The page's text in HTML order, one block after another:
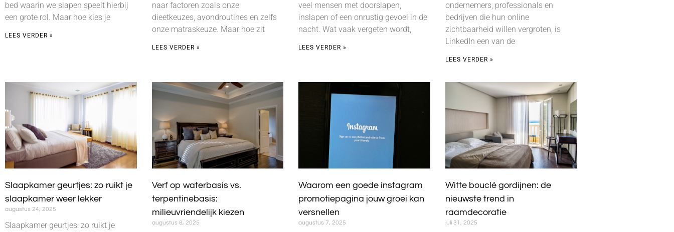
bed waarin we slapen speelt hierbij
een grote rol. Maar hoe kies je
LEES VERDER »
naar factoren zoals onze
dieetkeuzes, avondroutines en zelfs
onze matraskeuze. Maar hoe zit
LEES VERDER »
veel mensen met doorslapen,
inslapen of een onrustig gevoel in de
nacht. Wat vaak vergeten wordt,
LEES VERDER »
ondernemers, professionals en
bedrijven die hun online
zichtbaarheid willen vergroten, is
LinkedIn een van de
LEES VERDER »
Slaapkamer geurtjes: zo ruikt je
slaapkamer weer lekker
augustus 24, 2025
Slaapkamer geurtjes: zo ruikt je
Verf op waterbasis vs.
terpentinebasis:
milieuvriendelijk kiezen
augustus 8, 2025
Waarom een goede instagram
promotiepagina jouw groei kan
versnellen
augustus 7, 2025
Witte bouclé gordijnen: de
nieuwste trend in
raamdecoratie
juli 31, 2025